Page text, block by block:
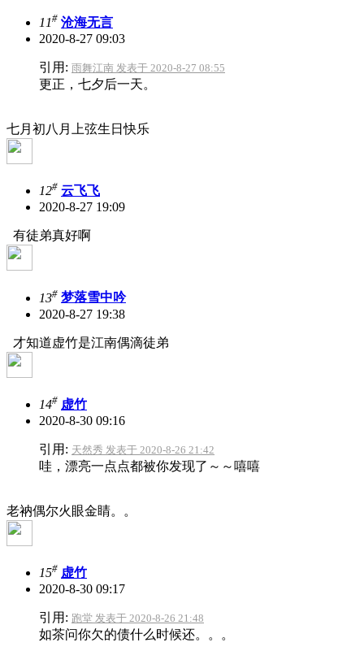
11# 沧海无言
2020-8-27 09:03
引用: 雨舞江南 发表于 2020-8-27 08:55
更正，七夕后一天。
七月初八月上弦生日快乐
12# 云飞飞
2020-8-27 19:09
有徒弟真好啊
13# 梦落雪中吟
2020-8-27 19:38
才知道虚竹是江南偶滴徒弟
14# 虚竹
2020-8-30 09:16
引用: 天然秀 发表于 2020-8-26 21:42
哇，漂亮一点点都被你发现了～～嘻嘻
老衲偶尔火眼金睛。。
15# 虚竹
2020-8-30 09:17
引用: 跑堂 发表于 2020-8-26 21:48
如茶问你欠的债什么时候还。。。